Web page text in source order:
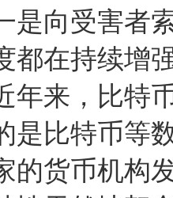
是向受害者
都在持续增
年来，比特
是比特币等
的货币机构